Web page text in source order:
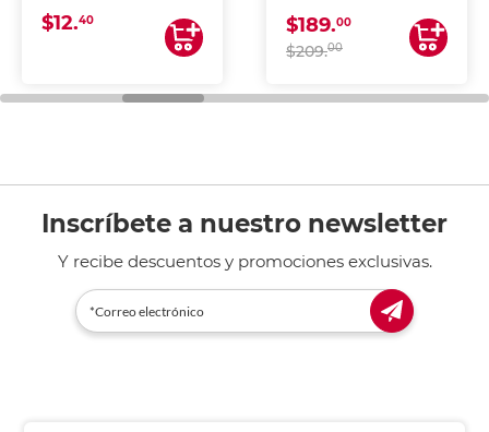
$12.40 $189.00
$209.00
Inscríbete a nuestro newsletter
Y recibe descuentos y promociones exclusivas.